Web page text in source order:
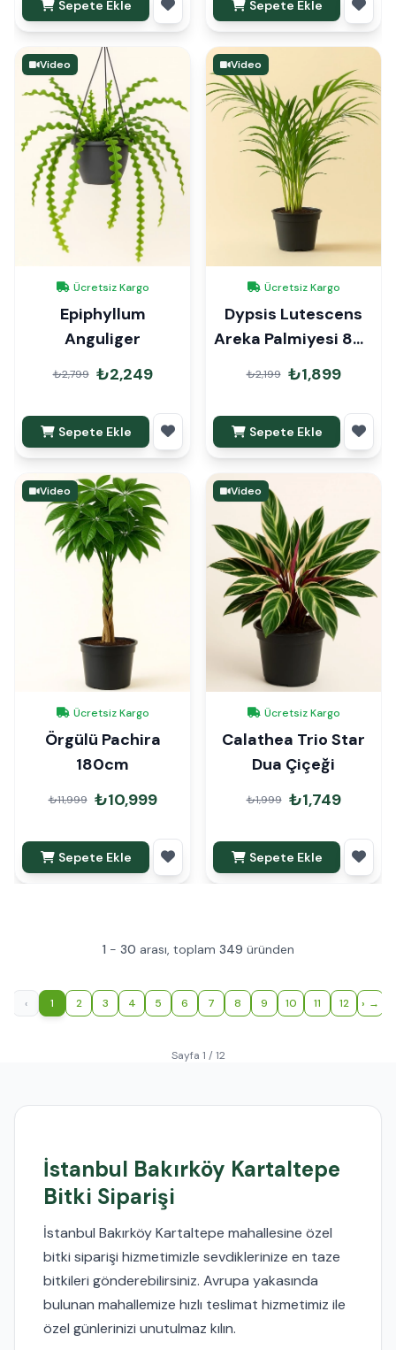
Sepete Ekle Sepete Ekle
Video
Ücretsiz Kargo
Epiphyllum
Anguliger
₺2,799 ₺2,249
Sepete Ekle
Video
Ücretsiz Kargo
Dypsis Lutescens
Areka Palmiyesi 80-
90cm İthal
₺2,199 ₺1,899
Sepete Ekle
Video
Ücretsiz Kargo
Örgülü Pachira
180cm
₺11,999 ₺10,999
Sepete Ekle
Video
Ücretsiz Kargo
Calathea Trio Star
Dua Çiçeği
₺1,999 ₺1,749
Sepete Ekle
1 - 30 arası, toplam 349 üründen
‹ 1 2 3 4 5 6 7 8 9 10 11 12 ›
Sayfa 1 / 12
İstanbul Bakırköy Kartaltepe
Bitki Siparişi
İstanbul Bakırköy Kartaltepe mahallesine özel
bitki siparişi hizmetimizle sevdiklerinize en taze
bitkileri gönderebilirsiniz. Avrupa yakasında
bulunan mahallemize hızlı teslimat hizmetimiz ile
özel günlerinizi unutulmaz kılın.